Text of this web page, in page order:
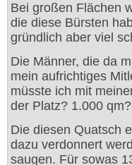
Bei großen Flächen
die diese Bürsten
gründlich aber viel
Die Männer, die da
mein aufrichtiges
müsste ich mit
der Platz? 1.000 qm?
Die diesen Quatsch
dazu verdonnert
saugen. Für sowas